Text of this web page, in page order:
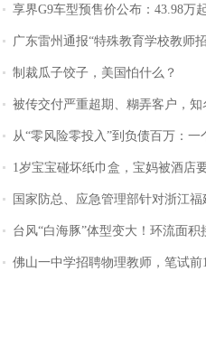
享界G9车型预售价公布：43.98万
广东雷州通报“特殊教育学校教师招聘存在违规行为”：已启动问责程
制裁瓜子饺子，美国怕什么？
被传交付严重超期、糊弄客户，知名独角兽车企创始人回应：都没证据，将依法采取措施，“本人长期与美国交管局保
从“零风险零投入”到负债百万：一个养牛项目崩盘后，谁该为农户的贷款
1岁宝宝碰坏纸巾盒，宝妈被酒店要求赔付924元！三亚一酒店回复：骨瓷定制！网
国家防总、应急管理部针对浙江福建启动防汛防台风四
台风“白海豚”体型变大！环流面积接近13个浙
佛山一中学招聘物理教师，笔试前13名均遭淘汰？教育局：已叫停招聘，成立